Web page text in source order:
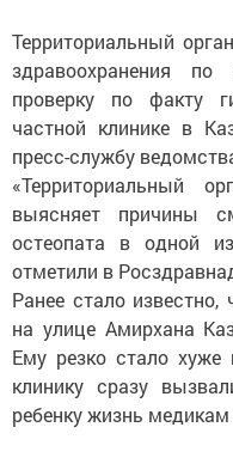
Территориальный
здравоохранения по
проверку по факту
частной клинике в
пресс-службу
«Территориальный
выясняет причины
остеопата в одной
отметили в
Ранее стало
на улице Амирхана
Ему резко стало
клинику сразу
ребенку жизнь медикам